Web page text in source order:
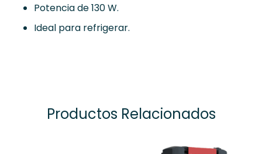
Potencia de 130 W.
Ideal para refrigerar.
Productos Relacionados